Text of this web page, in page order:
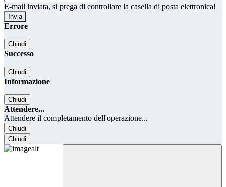
E-mail inviata, si prega di controllare la casella di posta elettronica!
Errore
Chiudi
Successo
Chiudi
Informazione
Chiudi
Attendere...
Attendere il completamento dell'operazione...
Chiudi
Chiudi